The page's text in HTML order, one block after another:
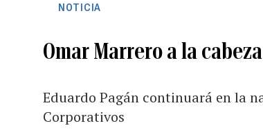
NOTICIA
Omar Marrero a la
Eduardo Pagán continuará en la
Corporativos